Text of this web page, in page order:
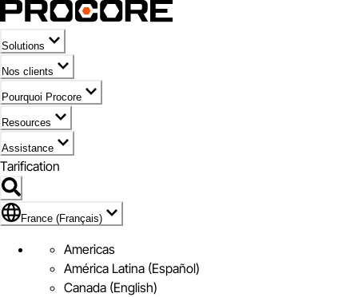
Solutions
Nos clients
Pourquoi Procore
Resources
Assistance
Tarification
Pavillon de France (Français)
France (Français)
Americas
América Latina (Español)
Canada (English)